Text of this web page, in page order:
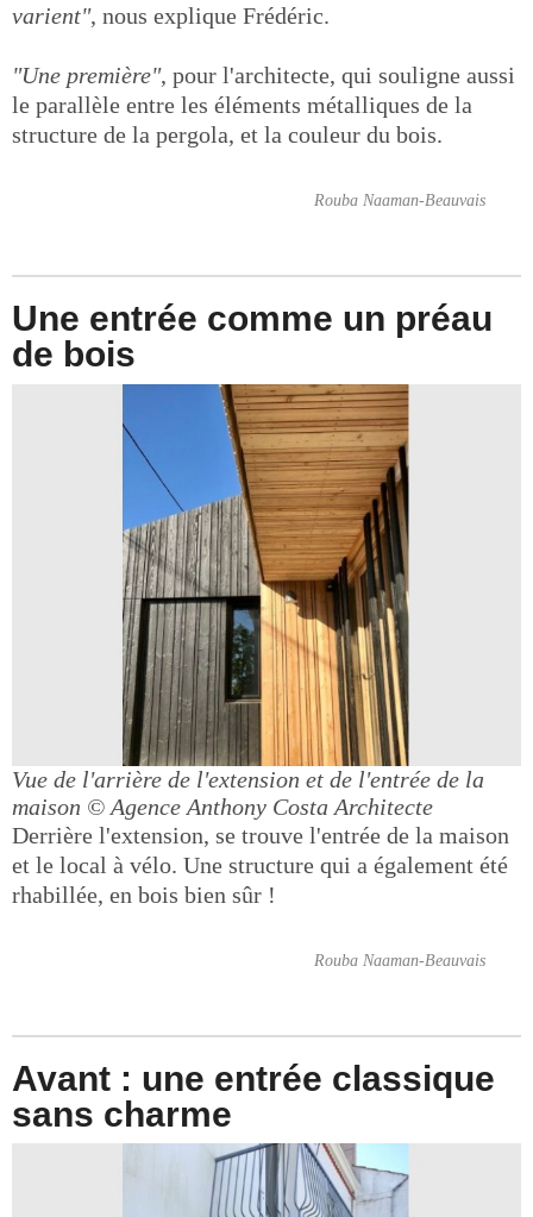
varient", nous explique Frédéric.
"Une première", pour l'architecte, qui souligne aussi
le parallèle entre les éléments métalliques de la
structure de la pergola, et la couleur du bois.
Rouba Naaman-Beauvais
Une entrée comme un préau
de bois
Vue de l'arrière de l'extension et de l'entrée de la
maison © Agence Anthony Costa Architecte
Derrière l'extension, se trouve l'entrée de la maison
et le local à vélo. Une structure qui a également été
rhabillée, en bois bien sûr !
Rouba Naaman-Beauvais
Avant : une entrée classique
sans charme